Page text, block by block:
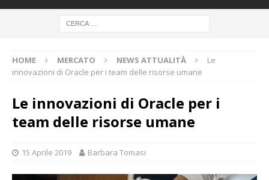
HOME MERCATO NEWS ATTUALITÀ
Le
innovazioni di Oracle per i team delle risorse umane
Le innovazioni di Oracle per i
team delle risorse umane
15 Aprile 2019 Barbara Tomasi